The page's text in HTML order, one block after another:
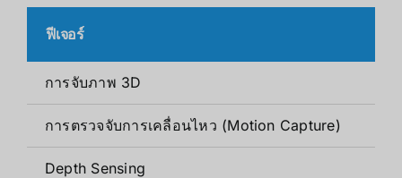
ฟีเจอร์
การจับภาพ 3D
การตรวจจับการเคลื่อนไหว (Motion Capture)
Depth Sensing